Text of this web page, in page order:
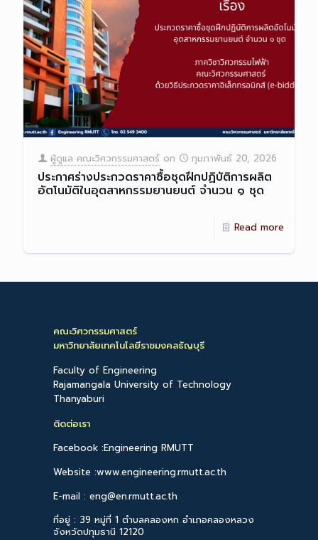
ผู้ดูแล คณะวิศวกรรมศาสตร์ on กุมภาพันธ์ 20, 2026
ประกาศร่างประกวดราคาซื้อชุดฝึกปฏิบัติการผลิต
อัตโนมัติในอุตสาหกรรมยานยนต์ จำนวน ๑ ชุด
Read more
คณะวิศวกรรมศาสตร์
มหาวิทยาลัยเทคโนโลยีราชมงคลธัญบุรี
Faculty of Engineering
Rajamangala University of Technology
Thanyaburi
ติดต่อเรา
Facebook :Engineering RMUTT
Website :www.engineering.rmutt.ac.th
E-mail : eng@en.rmutt.ac.th
ที่อยู่ : 39 หมู่ที่ 1 ตำบลคลองหก อำเภอคลองหลวง
จังหวัดปทุมธานี 12120